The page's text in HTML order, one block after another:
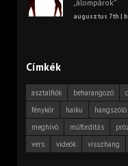
„álompárok”
augusztus 7th |
Címkék
asztalfiók beharangozó
fénykör
haiku hangszóló
meghívó
műfordítás
vers
videók visszhang